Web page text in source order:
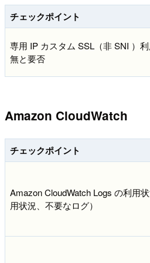
チェックポイント
専用 IP カスタム SSL（非 SNI ）
無と要否
Amazon CloudWatch
チェックポイント
Amazon CloudWatch Logs の利用
用状況、不要なログ）